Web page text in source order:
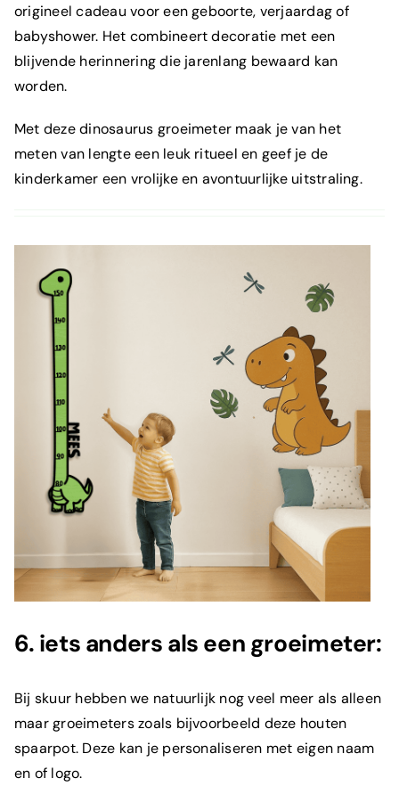
origineel cadeau voor een geboorte, verjaardag of
babyshower. Het combineert decoratie met een
blijvende herinnering die jarenlang bewaard kan
worden.
Met deze dinosaurus groeimeter maak je van het
meten van lengte een leuk ritueel en geef je de
kinderkamer een vrolijke en avontuurlijke uitstraling.
6. iets anders als een groeimeter:
Bij skuur hebben we natuurlijk nog veel meer als alleen
maar groeimeters zoals bijvoorbeeld deze houten
spaarpot. Deze kan je personaliseren met eigen naam
en of logo.